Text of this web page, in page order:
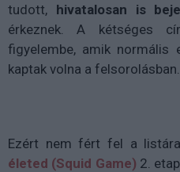
tudott, hivatalosan is
érkeznek. A kétséges
figyelembe, amik normális
kaptak volna a felsorolásban.
Ezért nem fért fel a
életed (Squid Game) 2.